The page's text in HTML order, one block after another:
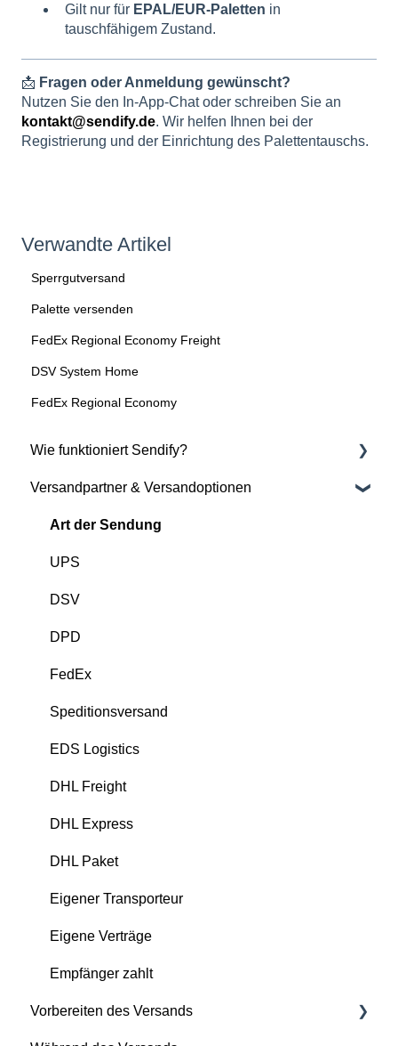
Gilt nur für EPAL/EUR-Paletten in
tauschfähigem Zustand.
📩 Fragen oder Anmeldung gewünscht?
Nutzen Sie den In-App-Chat oder schreiben Sie an
kontakt@sendify.de. Wir helfen Ihnen bei der
Registrierung und der Einrichtung des Palettentauschs.
Verwandte Artikel
Sperrgutversand
Palette versenden
FedEx Regional Economy Freight
DSV System Home
FedEx Regional Economy
Wie funktioniert Sendify?
Sendify kennenlernen
Mein Konto einrichten
Erste Sendung aufgeben
Versandpartner & Versandoptionen
Art der Sendung
UPS
DSV
DPD
FedEx
Speditionsversand
EDS Logistics
DHL Freight
DHL Express
DHL Paket
Eigener Transporteur
Eigene Verträge
Empfänger zahlt
Vorbereiten des Versands